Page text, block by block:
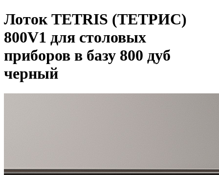
Лоток TETRIS (ТЕТРИС)
800V1 для столовых
приборов в базу 800 дуб
черный